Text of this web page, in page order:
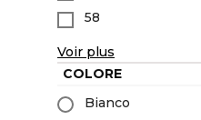
58
Voir plus
COLORE
Bianco